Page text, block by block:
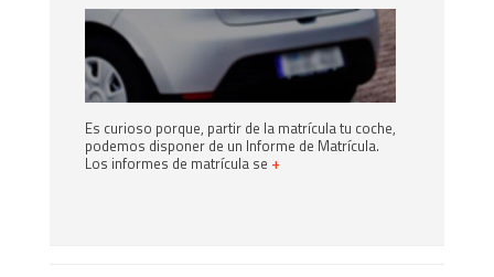
Es curioso porque, partir de la matrícula tu coche,
podemos disponer de un Informe de Matrícula.
Los informes de matrícula se +